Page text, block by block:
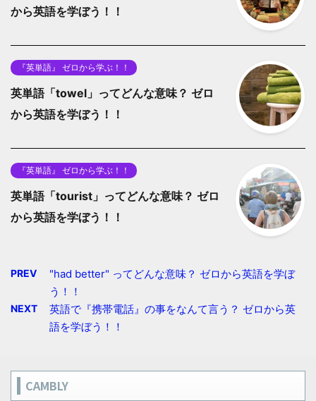
から英語を学ぼう！！
『英単語』 ゼロから学ぶ！！
英単語「towel」ってどんな意味？ ゼロ
から英語を学ぼう！！
『英単語』 ゼロから学ぶ！！
英単語「tourist」ってどんな意味？ ゼロ
から英語を学ぼう！！
PREV
"had better" ってどんな意味？ ゼロから英語を学ぼ
う！！
NEXT
英語で『携帯電話』の事をなんて言う？ ゼロから英
語を学ぼう！！
CAMBLY